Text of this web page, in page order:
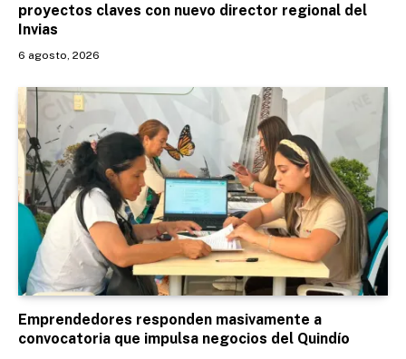
proyectos claves con nuevo director regional del
Invias
6 agosto, 2026
Emprendedores responden masivamente a
convocatoria que impulsa negocios del Quindío